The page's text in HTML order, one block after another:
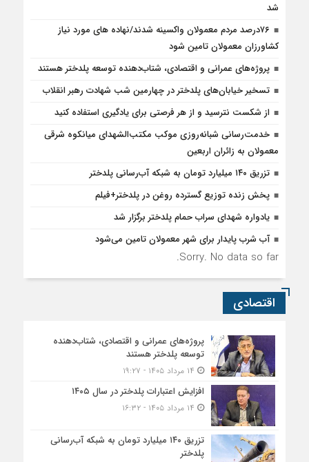
شد
۷۶درصد مردم معمولان واکسینه شدند/نهاده های مورد نیاز
کشاورزان معمولان تامین شود
پروژه‌های عمرانی و اقتصادی، شتاب‌دهنده توسعه پلدختر هستند
تسخیر خیابان‌های پلدختر در چهارمین شب شهادت رهبر انقلاب
از شکست نترسید و از هر فرصتی برای یادگیری استفاده کنید
خدمت‌رسانی شبانه‌روزی موکب مکتب‌الشهدای میانکوه شرقی
معمولان به زائران اربعین
تزریق ۱۴۰ میلیارد تومان به شبکه آب‌رسانی پلدختر
پخش زنده توزیع گسترده روغن در پلدختر+فیلم
یادواره شهدای سراب حمام پلدختر برگزار شد
آب شرب پایدار برای شهر معمولان تامین می‌شود
Sorry. No data so far.
اقتصادی
پروژه‌های عمرانی و اقتصادی، شتاب‌دهنده
توسعه پلدختر هستند
افزایش اعتبارات پلدختر در سال ۱۴۰۵
تزریق ۱۴۰ میلیارد تومان به شبکه آب‌رسانی
پلدختر